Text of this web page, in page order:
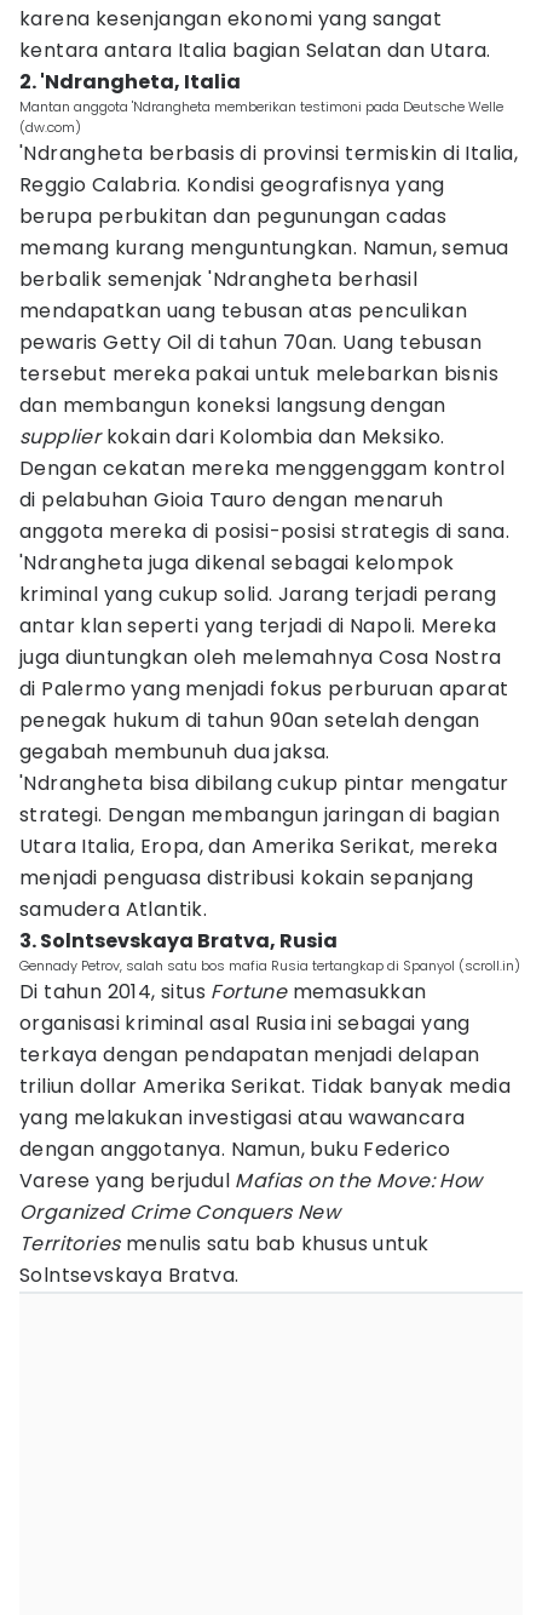
karena kesenjangan ekonomi yang sangat
kentara antara Italia bagian Selatan dan Utara.
2. 'Ndrangheta, Italia
Mantan anggota 'Ndrangheta memberikan testimoni pada Deutsche Welle
(dw.com)
'Ndrangheta berbasis di provinsi termiskin di Italia,
Reggio Calabria. Kondisi geografisnya yang
berupa perbukitan dan pegunungan cadas
memang kurang menguntungkan. Namun, semua
berbalik semenjak 'Ndrangheta berhasil
mendapatkan uang tebusan atas penculikan
pewaris Getty Oil di tahun 70an. Uang tebusan
tersebut mereka pakai untuk melebarkan bisnis
dan membangun koneksi langsung dengan
supplierkokain dari Kolombia dan Meksiko.
Dengan cekatan mereka menggenggam kontrol
di pelabuhan Gioia Tauro dengan menaruh
anggota mereka di posisi-posisi strategis di sana.
'Ndrangheta juga dikenal sebagai kelompok
kriminal yang cukup solid. Jarang terjadi perang
antar klan seperti yang terjadi di Napoli. Mereka
juga diuntungkan oleh melemahnya Cosa Nostra
di Palermo yang menjadi fokus perburuan aparat
penegak hukum di tahun 90an setelah dengan
gegabah membunuh dua jaksa.
'Ndrangheta bisa dibilang cukup pintar mengatur
strategi. Dengan membangun jaringan di bagian
Utara Italia, Eropa, dan Amerika Serikat, mereka
menjadi penguasa distribusi kokain sepanjang
samudera Atlantik.
3. Solntsevskaya Bratva, Rusia
Gennady Petrov, salah satu bos mafia Rusia tertangkap di Spanyol (scroll.in)
Di tahun 2014, situs Fortunememasukkan
organisasi kriminal asal Rusia ini sebagai yang
terkaya dengan pendapatan menjadi delapan
triliun dollar Amerika Serikat. Tidak banyak media
yang melakukan investigasi atau wawancara
dengan anggotanya. Namun, buku Federico
Varese yang berjudul Mafias on the Move: How
Organized Crime Conquers New
Territories menulis satu bab khusus untuk
Solntsevskaya Bratva.